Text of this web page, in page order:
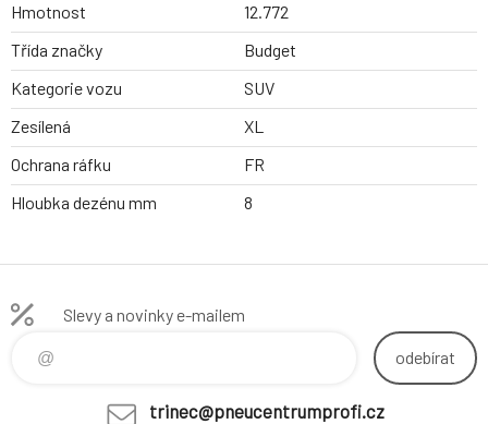
Hmotnost
12.772
Třída značky
Budget
Kategorie vozu
SUV
Zesílená
XL
Ochrana ráfku
FR
Hloubka dezénu mm
8
Slevy a novinky e-mailem
odebírat
trinec@pneucentrumprofi.cz